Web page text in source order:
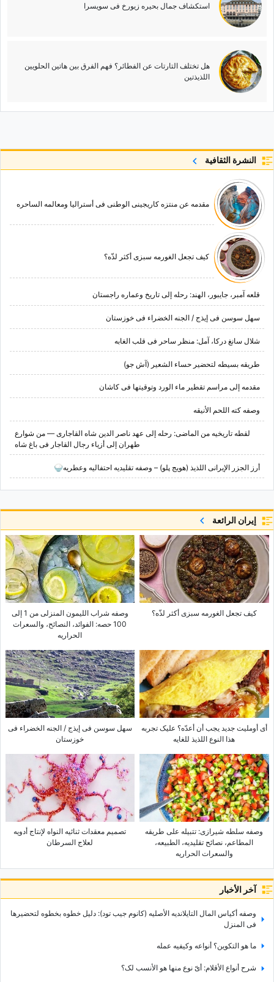
استکشاف جمال بحیره زیورخ فی سویسرا
هل تختلف التارتات عن الفطائر؟ فهم الفرق بین هاتین الحلویین
اللذیذتین
النشرة الثقافية
مقدمه عن منتزه کاریجینی الوطنی فی أسترالیا ومعالمه الساحره
کیف تجعل الغورمه سبزی أکثر لذّه؟
قلعه آمبر، جایبور، الهند: رحله إلى تاریخ وعماره راجستان
سهل سوسن فی إیذج / الجنه الخضراء فی خوزستان
شلال سانغ درکا، آمل: منظر ساحر فی قلب الغابه
طریقه بسیطه لتحضیر حساء الشعیر (آش جو)
مقدمه إلى مراسم تقطیر ماء الورد وتوقیتها فی کاشان
وصفه کته اللحم الأنیقه
لقطه تاریخیه من الماضی: رحله إلى عهد ناصر الدین شاه القاجاری — من شوارع
طهران إلى أزیاء رجال القاجار فی باغ شاه
أرز الجزر الإیرانی اللذیذ (هویج پلو) – وصفه تقلیدیه احتفالیه وعطریه🍚
إيران الرائعة
کیف تجعل الغورمه سبزی أکثر لذّه؟
وصفه شراب اللیمون المنزلی من 1 إلى
100 حصه: الفوائد، النصائح، والسعرات
الحراریه
أی أوملیت جدید یجب أن أعدّه؟ علیک تجربه
هذا النوع اللذیذ للغایه
سهل سوسن فی إیذج / الجنه الخضراء فی
خوزستان
وصفه سلطه شیرازی: تتبیله على طریقه
المطاعم، نصائح تقلیدیه، الطبیعه،
والسعرات الحراریه
تصمیم معقدات ثنائیه النواه لإنتاج أدویه
لعلاج السرطان
آخر الأخبار
وصفه أکیاس المال التایلاندیه الأصلیه (کانوم جیب تود): دلیل خطوه بخطوه لتحضیرها
فی المنزل
ما هو التکوین؟ أنواعه وکیفیه عمله
شرح أنواع الأقلام: أیّ نوع منها هو الأنسب لک؟